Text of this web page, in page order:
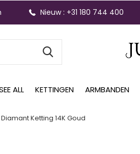
ALL KETTINGEN ARMBANDEN
Nieuw : +31 180 744 400
Ketting 14K Goud